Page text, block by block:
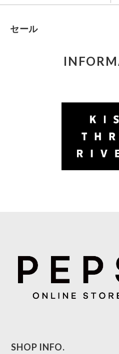
セール
SHOP INFO.